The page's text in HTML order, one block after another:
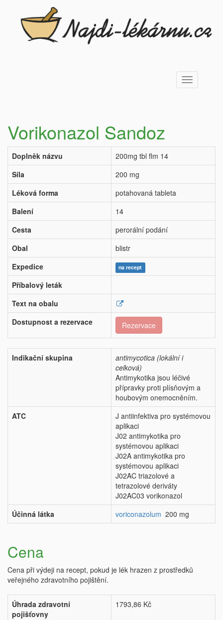
Toggle
navigation
Vorikonazol Sandoz
Doplněk názvu
200mg tbl flm 14
Síla
200 mg
Léková forma
potahovaná tableta
Balení
14
Cesta
perorální podání
Obal
blistr
Expedice
na recept
Příbalový leták
Text na obalu
Dostupnost a rezervace
Rezervace
Indikační skupina
antimycotica (lokální i
celková)
Antimykotika jsou léčivé
přípravky proti plísňovým a
houbovým onemocněním.
ATC
J antiinfektiva pro systémovou
aplikaci
J02 antimykotika pro
systémovou aplikaci
J02A antimykotika pro
systémovou aplikaci
J02AC triazolové a
tetrazolové deriváty
J02AC03 vorikonazol
Účinná látka
voriconazolum 200 mg
Cena
Cena při výdeji na recept, pokud je lék hrazen z prostředků
veřejného zdravotního pojištění.
Úhrada zdravotní
pojišťovny
1793,86 Kč